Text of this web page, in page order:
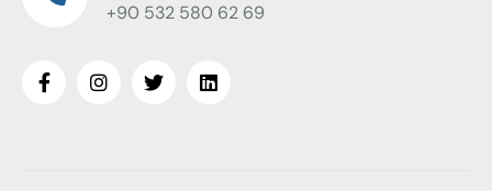
+90 532 580 62 69